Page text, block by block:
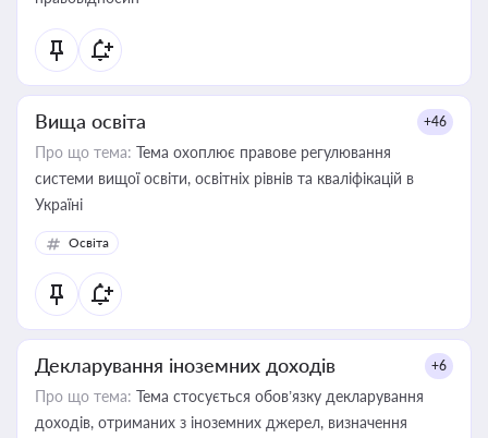
Вища освіта +46
Про що тема: Тема охоплює правове регулювання
системи вищої освіти, освітніх рівнів та кваліфікацій в
Україні
Освіта
Декларування іноземних доходів +6
Про що тема: Тема стосується обов’язку декларування
доходів, отриманих з іноземних джерел, визначення